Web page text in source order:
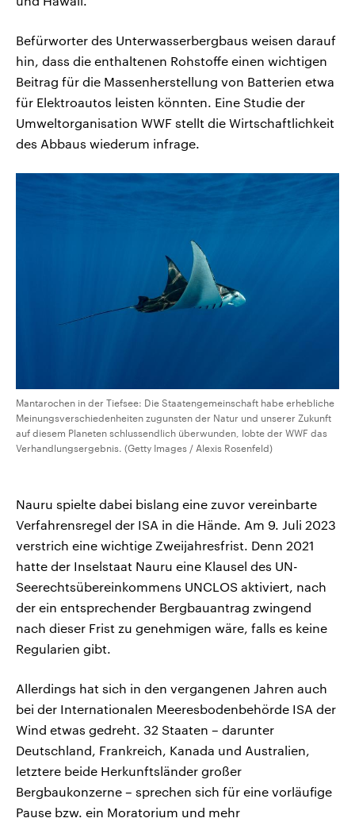
Befürworter des Unterwasserbergbaus weisen darauf
hin, dass die enthaltenen Rohstoffe einen wichtigen
Beitrag für die Massenherstellung von Batterien etwa
für Elektroautos leisten könnten. Eine Studie der
Umweltorganisation WWF stellt die Wirtschaftlichkeit
des Abbaus wiederum infrage.
Mantarochen in der Tiefsee: Die Staatengemeinschaft habe erhebliche
Meinungsverschiedenheiten zugunsten der Natur und unserer Zukunft
auf diesem Planeten schlussendlich überwunden, lobte der WWF das
Verhandlungsergebnis. (Getty Images / Alexis Rosenfeld)
Nauru spielte dabei bislang eine zuvor vereinbarte
Verfahrensregel der ISA in die Hände. Am 9. Juli 2023
verstrich eine wichtige Zweijahresfrist. Denn 2021
hatte der Inselstaat Nauru eine Klausel des UN-
Seerechtsübereinkommens UNCLOS aktiviert, nach
der ein entsprechender Bergbauantrag zwingend
nach dieser Frist zu genehmigen wäre, falls es keine
Regularien gibt.
Allerdings hat sich in den vergangenen Jahren auch
bei der Internationalen Meeresbodenbehörde ISA der
Wind etwas gedreht. 32 Staaten – darunter
Deutschland, Frankreich, Kanada und Australien,
letztere beide Herkunftsländer großer
Bergbaukonzerne – sprechen sich für eine vorläufige
Pause bzw. ein Moratorium und mehr